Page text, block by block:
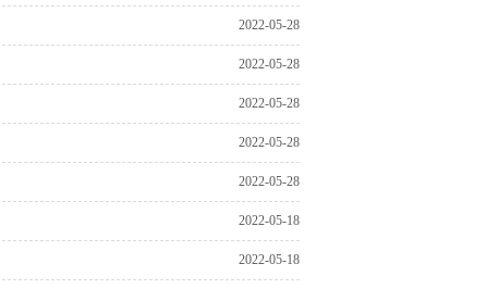
2022-05-28
2022-05-28
2022-05-28
2022-05-28
2022-05-28
2022-05-18
2022-05-18